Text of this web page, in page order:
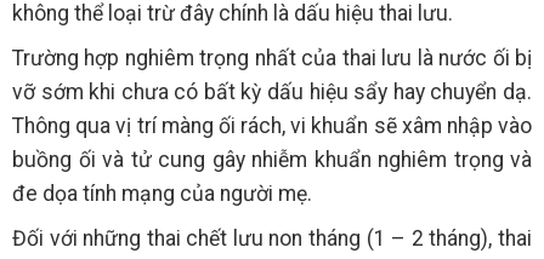
không thể loại trừ đây chính là dấu hiệu thai lưu.
Trường hợp nghiêm trọng nhất của thai lưu là nước ối bị
vỡ sớm khi chưa có bất kỳ dấu hiệu sẩy hay chuyển dạ.
Thông qua vị trí màng ối rách, vi khuẩn sẽ xâm nhập vào
buồng ối và tử cung gây nhiễm khuẩn nghiêm trọng và
đe dọa tính mạng của người mẹ.
Đối với những thai chết lưu non tháng (1 – 2 tháng), thai